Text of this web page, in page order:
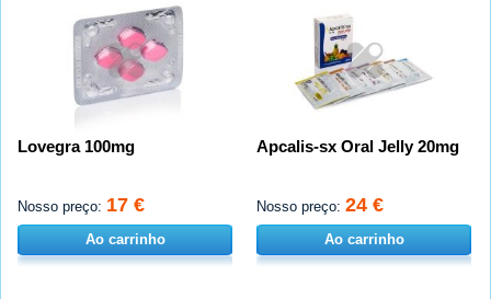
Lovegra 100mg
Nosso preço: 17 €
Ao carrinho
Apcalis-sx Oral Jelly 20mg
Nosso preço: 24 €
Ao carrinho